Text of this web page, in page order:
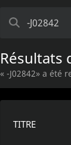
Résultats
« -J02842» a été
TITRE